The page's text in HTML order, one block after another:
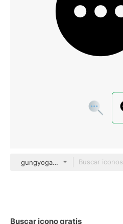
gungyoga04 Glyph
Buscar icono gratis